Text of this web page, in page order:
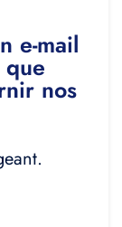
e-mail
nos